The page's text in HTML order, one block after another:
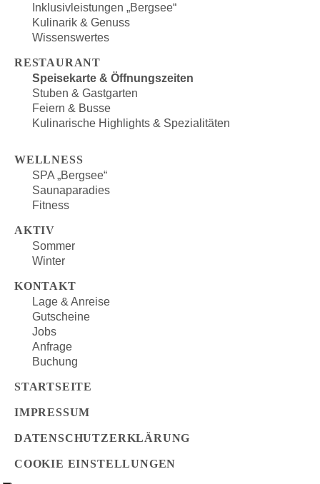
Inklusivleistungen „Bergsee“
Kulinarik & Genuss
Wissenswertes
RESTAURANT
Speisekarte & Öffnungszeiten
Stuben & Gastgarten
Feiern & Busse
Kulinarische Highlights & Spezialitäten
WELLNESS
SPA „Bergsee“
Saunaparadies
Fitness
AKTIV
Sommer
Winter
KONTAKT
Lage & Anreise
Gutscheine
Jobs
Anfrage
Buchung
STARTSEITE
IMPRESSUM
DATENSCHUTZERKLÄRUNG
COOKIE EINSTELLUNGEN